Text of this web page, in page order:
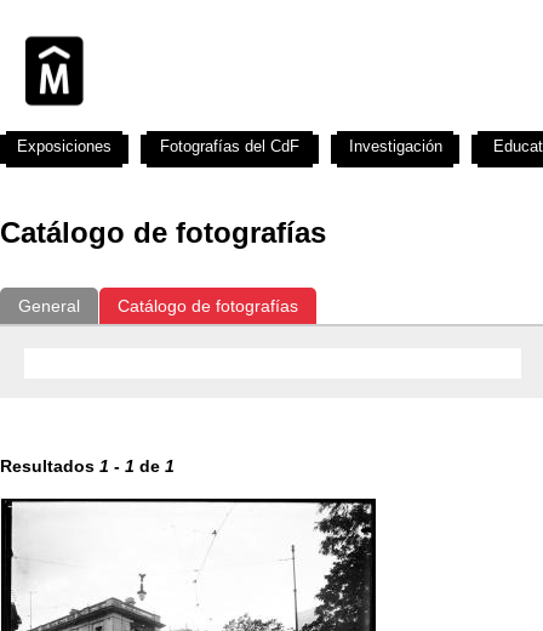
Catálogo de fotografías
General Catálogo de fotografías
Resultados 1 - 1 de 1
Exposiciones Fotografías del CdF Investigación